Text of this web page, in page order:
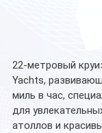
22-метровый
Yachts,
миль в час,
для
атоллов и